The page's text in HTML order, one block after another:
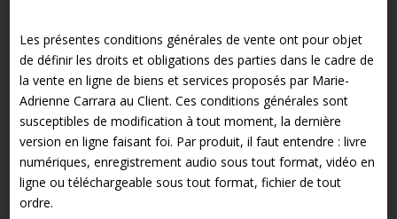
Les présentes conditions générales de vente ont pour objet
de définir les droits et obligations des parties dans le cadre de
la vente en ligne de biens et services proposés par Marie-
Adrienne Carrara au Client. Ces conditions générales sont
susceptibles de modification à tout moment, la dernière
version en ligne faisant foi. Par produit, il faut entendre : livre
numériques, enregistrement audio sous tout format, vidéo en
ligne ou téléchargeable sous tout format, fichier de tout
ordre.